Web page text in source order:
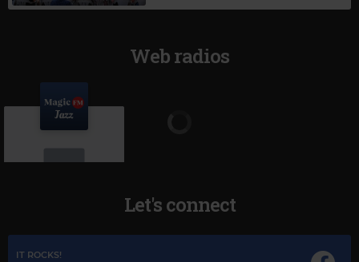
Web radios
Magic Jazz
Let's connect
IT ROCKS!